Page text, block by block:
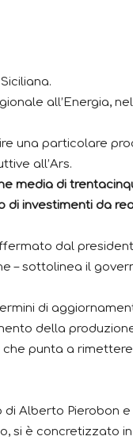
all’Energia,
una particolare
all’Ars.
media di
di investimenti da
dal
– sottolinea il
di
della
punta a
di Alberto Pierobon
si è concretizzato